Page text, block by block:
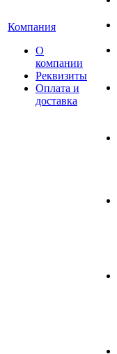
Компания
О
компании
Реквизиты
Оплата и
доставка